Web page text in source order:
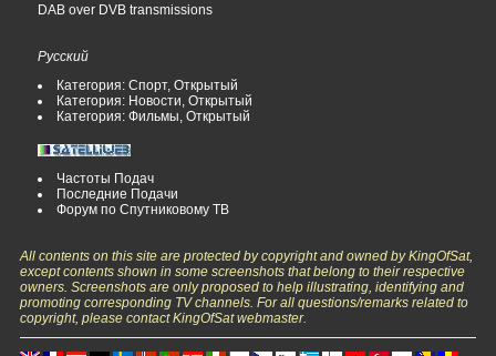
DAB over DVB transmissions
Русский
Категория: Спорт, Открытый
Категория: Новости, Открытый
Категория: Фильмы, Открытый
Частоты Подач
Последние Подачи
Форум по Спутниковому ТВ
All contents on this site are protected by copyright and owned by KingOfSat,
except contents shown in some screenshots that belong to their respective
owners. Screenshots are only proposed to help illustrating, identifying and
promoting corresponding TV channels. For all questions/remarks related to
copyright, please contact KingOfSat webmaster.